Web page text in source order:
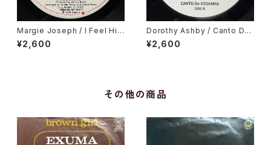
Margie Joseph / I Feel His
Love Getting Stronger
¥2,600
Dorothy Ashby / Canto De
Ossanha, Cause I Need It
¥2,600
その他の商品